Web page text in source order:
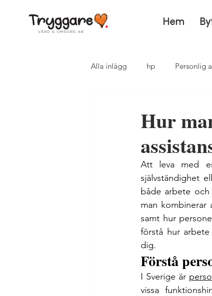
Hem
Alla inlägg hp Personlig
Hur
Att leva med
självständighet
både arbete
man kombinerar
samt hur
förstå hur
dig.
Förstå
I Sverige är
vissa